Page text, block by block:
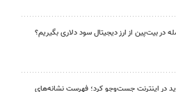
در بیت‌پین از ارز دیجیتال سود دلاری بگیریم؟
در اینترنت جست‌وجو کرد؛ فهرست نشانه‌های